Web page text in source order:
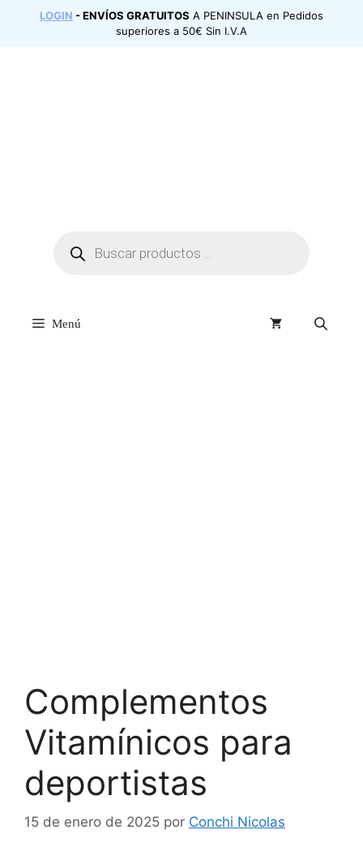
LOGIN - ENVÍOS GRATUITOS A PENINSULA en Pedidos
superiores a 50€ Sin I.V.A
productos
Menú
Complementos
Vitamínicos para
deportistas
15 de enero de 2025 por Conchi Nicolas